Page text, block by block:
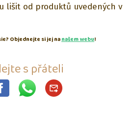
lišit od produktů uvedených v
Objednejte si jej nanašem webu!
s přáteli